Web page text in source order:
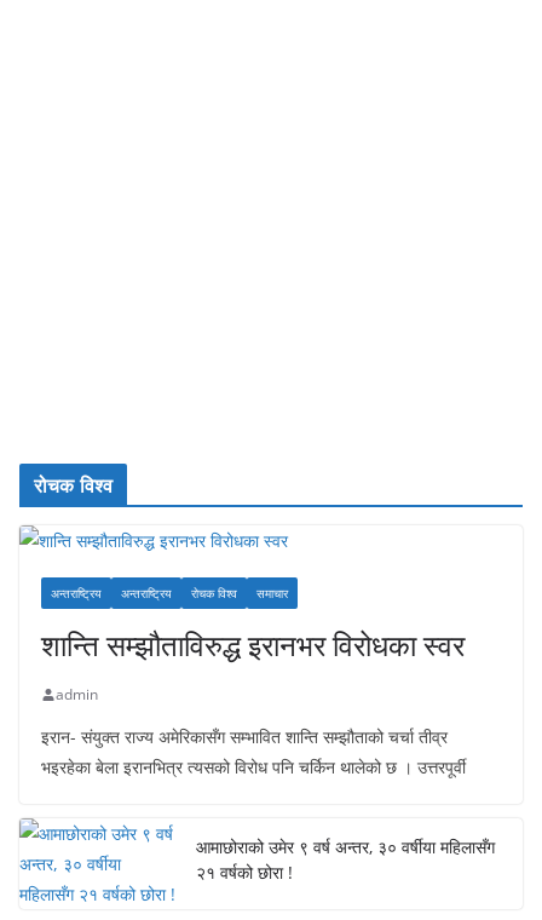
रोचक विश्व
अन्तराष्ट्रिय अन्तराष्ट्रिय रोचक विश्व समाचार
शान्ति सम्झौताविरुद्ध इरानभर विरोधका स्वर
admin
इरान- संयुक्त राज्य अमेरिकासँग सम्भावित शान्ति सम्झौताको चर्चा तीव्र
भइरहेका बेला इरानभित्र त्यसको विरोध पनि चर्किन थालेको छ । उत्तरपूर्वी
आमाछोराको उमेर ९ वर्ष अन्तर, ३० वर्षीया महिलासँग
२१ वर्षको छोरा !